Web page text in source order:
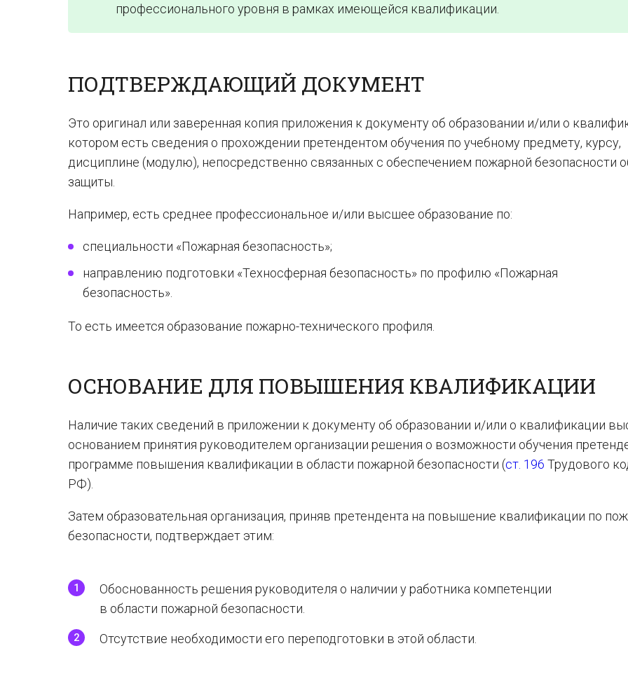
профессионального уровня в рамках имеющейся квалификации.
ПОДТВЕРЖДАЮЩИЙ ДОКУМЕНТ
Это оригинал или заверенная копия приложения к документу об образовании и/или о
котором есть сведения о прохождении претендентом обучения по учебному предмету, курсу,
дисциплине (модулю), непосредственно связанных с обеспечением пожарной безопасности
защиты.
Например, есть среднее профессиональное и/или высшее образование по:
специальности «Пожарная безопасность»;
направлению подготовки «Техносферная безопасность» по профилю «Пожарная
безопасность».
То есть имеется образование пожарно-технического профиля.
ОСНОВАНИЕ ДЛЯ ПОВЫШЕНИЯ КВАЛИФИКАЦИИ
Наличие таких сведений в приложении к документу об образовании и/или о квалификации
основанием принятия руководителем организации решения о возможности обучения
программе повышения квалификации в области пожарной безопасности (ст. 196 Трудового
РФ).
Затем образовательная организация, приняв претендента на повышение квалификации по
безопасности, подтверждает этим:
Обоснованность решения руководителя о наличии у работника компетенции
в области пожарной безопасности.
Отсутствие необходимости его переподготовки в этой области.